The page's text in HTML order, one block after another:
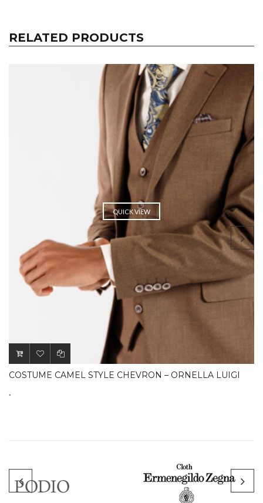
RELATED PRODUCTS
QUICK VIEW
COSTUME CAMEL STYLE CHEVRON – ORNELLA LUIGI
.